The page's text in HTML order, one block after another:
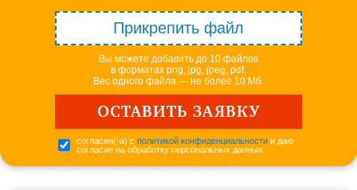
Прикрепить файл
Вы можете добавить до 10 файлов
в форматах png, jpg, jpeg, pdf.
Вес одного файла — не более 10 Мб.
согласен(-а) с политикой конфиденциальности и даю
согласие на обработку персональных данных